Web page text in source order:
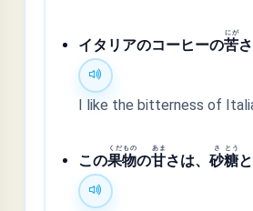
イタリアのコーヒーの苦
にが
I like the bitterness of
この果
くだ
物
もの
の甘
あま
さは、砂
さ
糖
とう
と